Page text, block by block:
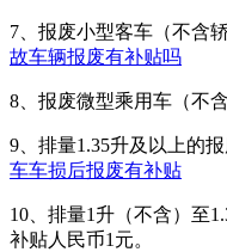
7、报废小型客车（不含
故车辆报废有补贴吗
8、报废微型乘用车（不
9、排量1.35升及以上的
车车损后报废有补贴
10、排量1升（不含）至
补贴人民币1元。